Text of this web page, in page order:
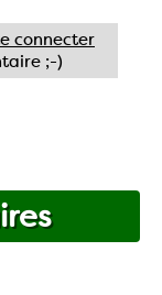
connecter
;-)